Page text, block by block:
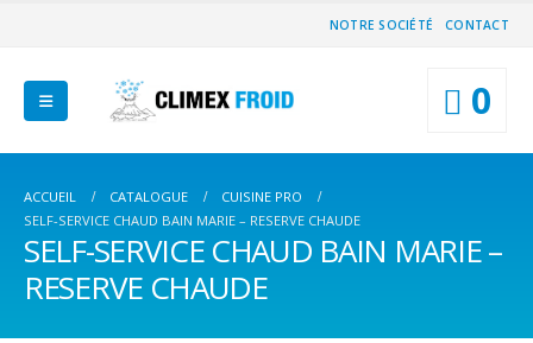
NOTRE SOCIÉTÉ CONTACT
0
ACCUEIL CATALOGUE
CUISINE PRO
SELF-SERVICE CHAUD BAIN MARIE – RESERVE CHAUDE
SELF-SERVICE CHAUD BAIN MARIE –
RESERVE CHAUDE